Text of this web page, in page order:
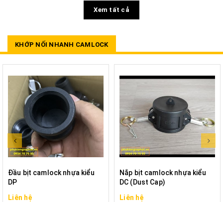
Xem tất cả
KHỚP NỐI NHANH CAMLOCK
Đầu bịt camlock nhựa kiểu
DP
Liên hệ
Nắp bịt camlock nhựa kiểu
DC (Dust Cap)
Liên hệ